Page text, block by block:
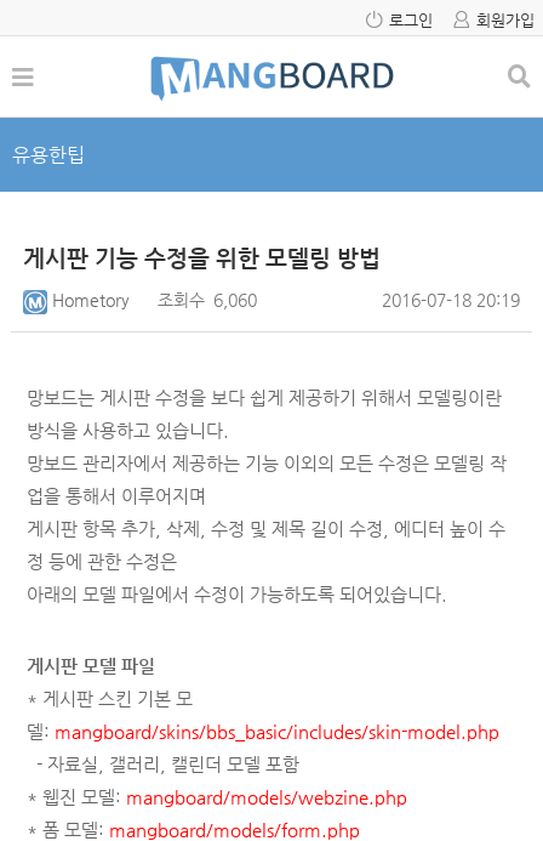
로그인 회원가입
유용한팁
게시판 기능 수정을 위한 모델링 방법
Hometory 조회수 6,060 2016-07-18 20:19
망보드는 게시판 수정을 보다 쉽게 제공하기 위해서 모델링이란
방식을 사용하고 있습니다.
망보드 관리자에서 제공하는 기능 이외의 모든 수정은 모델링 작
업을 통해서 이루어지며
게시판 항목 추가, 삭제, 수정 및 제목 길이 수정, 에디터 높이 수
정 등에 관한 수정은
아래의 모델 파일에서 수정이 가능하도록 되어있습니다.
게시판 모델 파일
* 게시판 스킨 기본 모
델: mangboard/skins/bbs_basic/includes/skin-model.php
- 자료실, 갤러리, 캘린더 모델 포함
* 웹진 모델: mangboard/models/webzine.php
* 폼 모델: mangboard/models/form.php